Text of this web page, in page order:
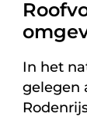
In het
gelegen